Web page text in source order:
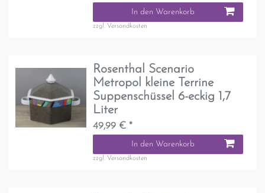
In den Warenkorb
zzgl. Versandkosten
Rosenthal Scenario
Metropol kleine Terrine
Suppenschüssel 6-eckig 1,7
Liter
49,99 € *
In den Warenkorb
zzgl. Versandkosten